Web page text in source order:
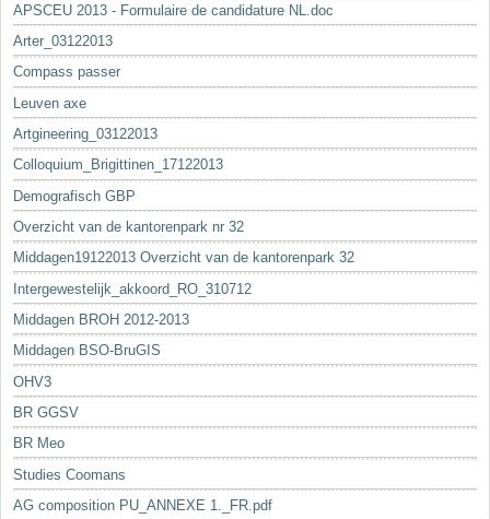
APSCEU 2013 - Formulaire de candidature NL.doc
Arter_03122013
Compass passer
Leuven axe
Artgineering_03122013
Colloquium_Brigittinen_17122013
Demografisch GBP
Overzicht van de kantorenpark nr 32
Middagen19122013 Overzicht van de kantorenpark 32
Intergewestelijk_akkoord_RO_310712
Middagen BROH 2012-2013
Middagen BSO-BruGIS
OHV3
BR GGSV
BR Meo
Studies Coomans
AG composition PU_ANNEXE 1._FR.pdf